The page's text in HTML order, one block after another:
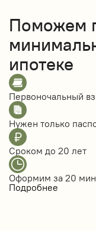
Поможем
ипотеке
Первоночальный
Нужен только
Сроком до 20 лет
Оформим за 20
Подробнее